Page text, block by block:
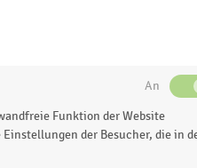
Funktion der Website
der Besucher, die in